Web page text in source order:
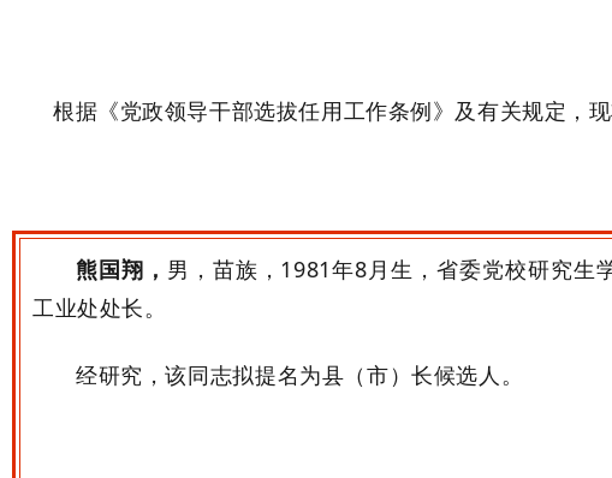
根据《党政领导干部选拔任用工作条例》及有关规定，
熊国翔， 男，苗族， 1981年8月生，省委党校研究生
工业处处长。
经研究，该同志拟提名为县（市）长候选人。